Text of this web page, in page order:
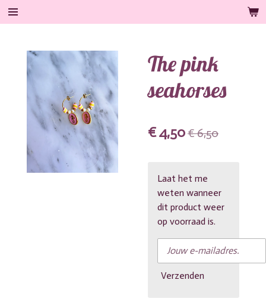
Ga
direct
hoofdinhoud
The pink
seahorses
€ 4,50€ 6,50
Laat het me
weten wanneer
dit product weer
op voorraad is.
Verzenden